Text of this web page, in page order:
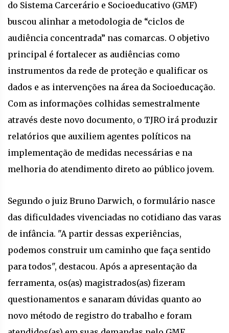
do Sistema Carcerário e Socioeducativo (GMF)
buscou alinhar a metodologia de “ciclos de
audiência concentrada” nas comarcas. O objetivo
principal é fortalecer as audiências como
instrumentos da rede de proteção e qualificar os
dados e as intervenções na área da Socioeducação.
Com as informações colhidas semestralmente
através deste novo documento, o TJRO irá produzir
relatórios que auxiliem agentes políticos na
implementação de medidas necessárias e na
melhoria do atendimento direto ao público jovem.
Segundo o juiz Bruno Darwich, o formulário nasce
das dificuldades vivenciadas no cotidiano das varas
de infância. "A partir dessas experiências,
podemos construir um caminho que faça sentido
para todos", destacou. Após a apresentação da
ferramenta, os(as) magistrados(as) fizeram
questionamentos e sanaram dúvidas quanto ao
novo método de registro do trabalho e foram